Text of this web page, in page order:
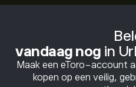
vandaag nog in
Maak een eToro-account
kopen op een veilig,